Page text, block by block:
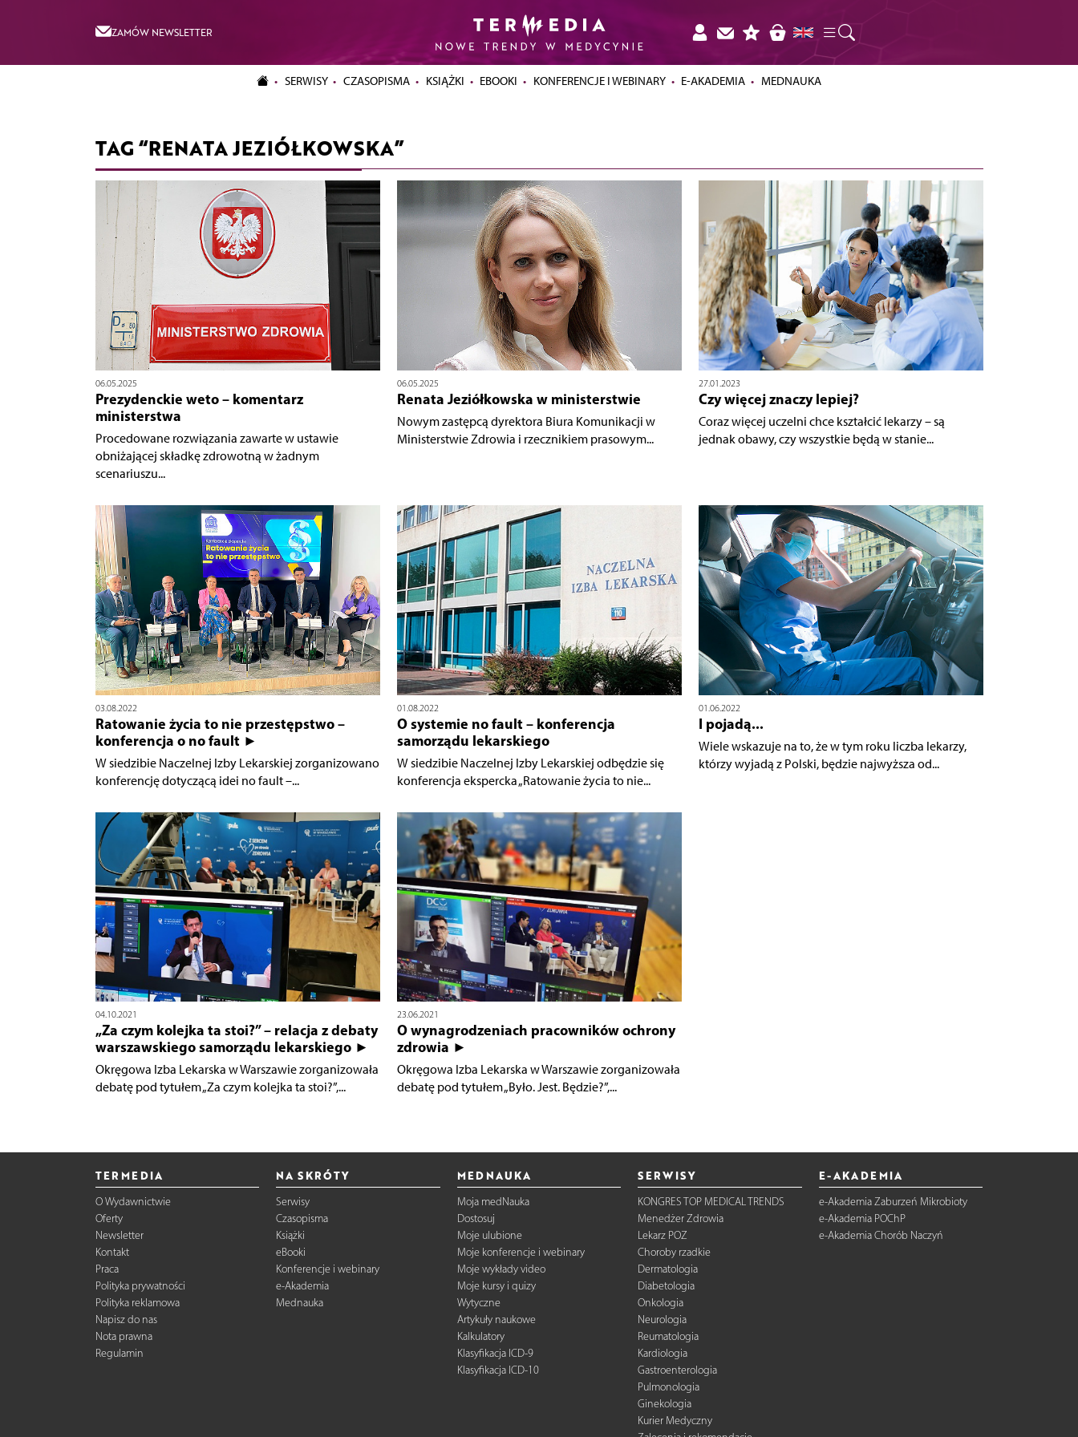
ZAMÓW NEWSLETTER
SERWISY CZASOPISMA KSIĄŻKI EBOOKI KONFERENCJE I WEBINARY E-AKADEMIA MEDNAUKA
TAG “RENATA JEZIÓŁKOWSKA”
06.05.2025
Prezydenckie weto – komentarz
ministerstwa
Procedowane rozwiązania zawarte w ustawie
obniżającej składkę zdrowotną w żadnym
scenariuszu...
06.05.2025
Renata Jeziółkowska w ministerstwie
Nowym zastępcą dyrektora Biura Komunikacji w
Ministerstwie Zdrowia i rzecznikiem prasowym...
27.01.2023
Czy więcej znaczy lepiej?
Coraz więcej uczelni chce kształcić lekarzy – są
jednak obawy, czy wszystkie będą w stanie...
03.08.2022
Ratowanie życia to nie przestępstwo –
konferencja o no fault ►
W siedzibie Naczelnej Izby Lekarskiej zorganizowano
konferencję dotyczącą idei no fault –...
01.08.2022
O systemie no fault – konferencja
samorządu lekarskiego
W siedzibie Naczelnej Izby Lekarskiej odbędzie się
konferencja ekspercka „Ratowanie życia to nie...
01.06.2022
I pojadą...
Wiele wskazuje na to, że w tym roku liczba lekarzy,
którzy wyjadą z Polski, będzie najwyższa od...
04.10.2021
„Za czym kolejka ta stoi?” – relacja z debaty
warszawskiego samorządu lekarskiego ►
Okręgowa Izba Lekarska w Warszawie zorganizowała
debatę pod tytułem „Za czym kolejka ta stoi?”,...
23.06.2021
O wynagrodzeniach pracowników ochrony
zdrowia ►
Okręgowa Izba Lekarska w Warszawie zorganizowała
debatę pod tytułem „Było. Jest. Będzie?”,...
TERMEDIA
O Wydawnictwie
Oferty
Newsletter
Kontakt
Praca
Polityka prywatności
Polityka reklamowa
Napisz do nas
Nota prawna
Regulamin
NA SKRÓTY
Serwisy
Czasopisma
Książki
eBooki
Konferencje i webinary
e-Akademia
Mednauka
MEDNAUKA
Moja medNauka
Dostosuj
Moje ulubione
Moje konferencje i webinary
Moje wykłady video
Moje kursy i quizy
Wytyczne
Artykuły naukowe
Kalkulatory
Klasyfikacja ICD-9
Klasyfikacja ICD-10
SERWISY
KONGRES TOP MEDICAL TRENDS
Menedżer Zdrowia
Lekarz POZ
Choroby rzadkie
Dermatologia
Diabetologia
Onkologia
Neurologia
Reumatologia
Kardiologia
Gastroenterologia
Pulmonologia
Ginekologia
Kurier Medyczny
E-AKADEMIA
e-Akademia Zaburzeń Mikrobioty
e-Akademia POChP
e-Akademia Chorób Naczyń